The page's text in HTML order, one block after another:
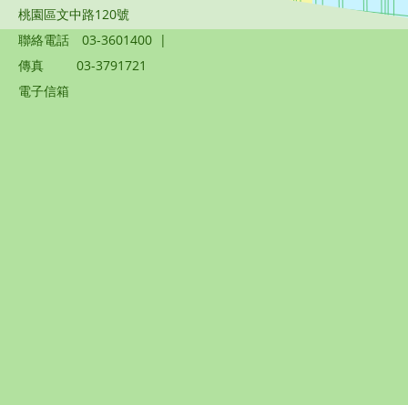
桃園區文中路120號
聯絡電話
03-3601400 |
傳真
03-3791721
電子信箱